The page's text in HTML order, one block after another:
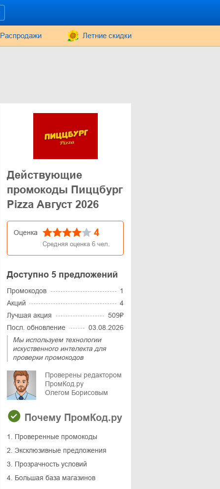
Распродажи Летние скидки
Действующие
промокоды Пиццбург
Pizza Август 2026
Оценка 4
Средняя оценка 6 чел.
Доступно 5 предложений
Промокодов
1
Акций
4
Лучшая акция
509₽
Посл. обновление
03.08.2026
Мы используем технологии
искуственного интелекта для
проверки промокодов
Проверены редактором
ПромКод.ру
Олегом Борисовым
Почему ПромКод.ру
1. Проверенные промокоды
2. Эксклюзивные предложения
3. Прозрачность условий
4. Большая база магазинов